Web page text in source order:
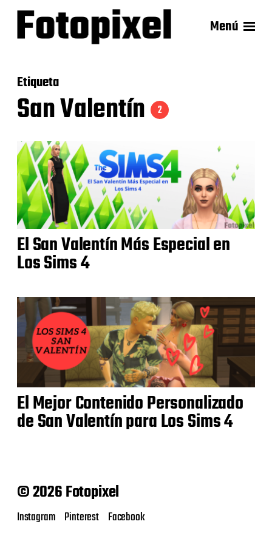
Menú
Etiqueta
San Valentín 2
El San Valentín Más Especial en
Los Sims 4
El Mejor Contenido Personalizado
de San Valentín para Los Sims 4
© 2026 Fotopixel
Instagram Pinterest Facebook